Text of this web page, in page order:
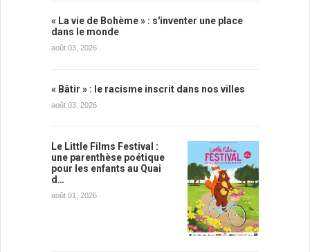
« La vie de Bohème » : s'inventer une place
dans le monde
août 03, 2026
« Bâtir » : le racisme inscrit dans nos villes
août 03, 2026
Le Little Films Festival :
une parenthèse poétique
pour les enfants au Quai
d…
août 01, 2026